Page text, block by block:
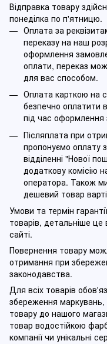
Відправка товару
понеділка по п'ятницю.
Оплата за
переказу на наш
оформлення
оплати, переказ
для вас способом.
Оплата карткою на
безпечно оплатити
під час оформлення
Післяплата при
пропонуємо оплату
відділенні "Нової
додаткову комісію
оператора. Також
дешевий товар
Умови та термін
товарів, детальніше
сайті.
Повернення товару
отримання при
законодавства.
Для всіх товарів
збереження маркувань,
товару до нашого
товар водостійкою
компанії чи унікальні